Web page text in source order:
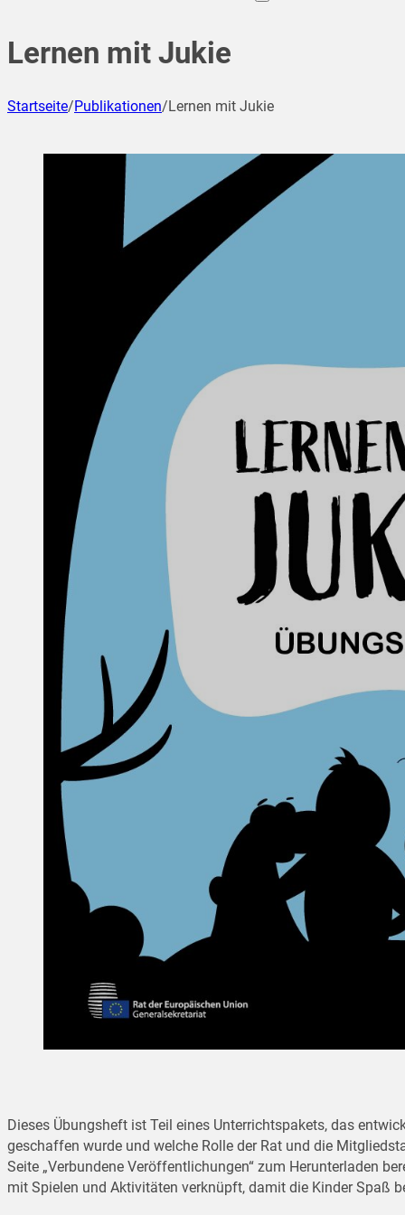
Lernen mit Jukie
Startseite/Publikationen/Lernen mit Jukie
Dieses Übungsheft ist Teil eines Unterrichtspakets, das
geschaffen wurde und welche Rolle der Rat und die
Seite „Verbundene Veröffentlichungen“ zum Herunterladen
mit Spielen und Aktivitäten verknüpft, damit die Kinder Spaß